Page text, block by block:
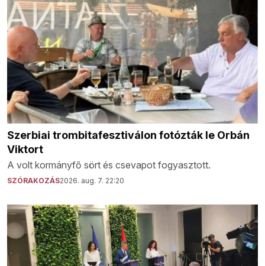
Szerbiai trombitafesztiválon fotózták le Orbán
Viktort
A volt kormányfő sört és csevapot fogyasztott.
SZÓRAKOZÁS2026. aug. 7. 22:20